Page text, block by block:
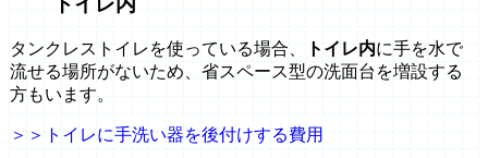
タンクレストイレを使っている場合、 トイレ内に手を水で
流せる場所がないため、省スペース型の洗面台を増設する
方もいます。
＞＞トイレに手洗い器を後付けする費用